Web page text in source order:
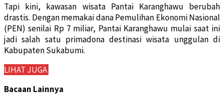
Tapi kini, kawasan wisata Pantai Karanghawu berubah
drastis. Dengan memakai dana Pemulihan Ekonomi Nasional
(PEN) senilai Rp 7 miliar, Pantai Karanghawu mulai saat ini
jadi salah satu primadona destinasi wisata unggulan di
Kabupaten Sukabumi.
LIHAT JUGA
Bacaan Lainnya